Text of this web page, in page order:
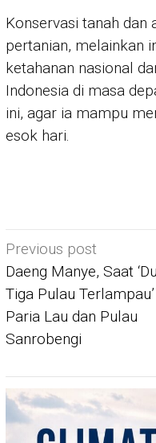
Konservasi tanah dan
pertanian, melainkan
ketahanan nasional
Indonesia di masa
ini, agar ia mampu
esok hari.
Post
navigation
Previous post
Daeng Manye, Saat
Tiga Pulau
Paria Lau dan Pulau
Sanrobengi